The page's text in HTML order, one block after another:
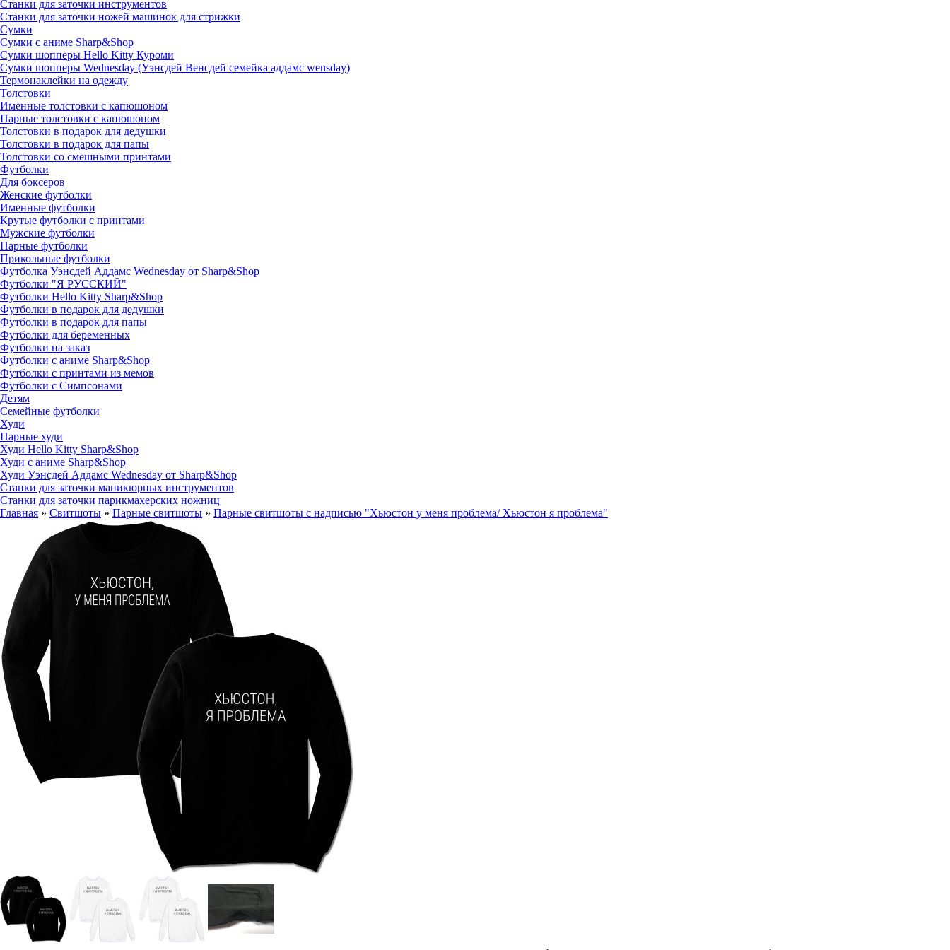
Станки для заточки инструментов
Станки для заточки ножей машинок для стрижки
Сумки
Сумки с аниме Sharp&Shop
Сумки шопперы Hello Kitty Куроми
Сумки шопперы Wednesday (Уэнсдей Венсдей семейка аддамс wensday)
Термонаклейки на одежду
Толстовки
Именные толстовки с капюшоном
Парные толстовки с капюшоном
Толстовки в подарок для дедушки
Толстовки в подарок для папы
Толстовки со смешными принтами
Футболки
Для боксеров
Женские футболки
Именные футболки
Крутые футболки с принтами
Мужские футболки
Парные футболки
Прикольные футболки
Футболка Уэнсдей Аддамс Wednesday от Sharp&Shop
Футболки "Я РУССКИЙ"
Футболки Hello Kitty Sharp&Shop
Футболки в подарок для дедушки
Футболки в подарок для папы
Футболки для беременных
Футболки на заказ
Футболки с аниме Sharp&Shop
Футболки с принтами из мемов
Футболки с Симпсонами
Детям
Семейные футболки
Худи
Парные худи
Худи Hello Kitty Sharp&Shop
Худи с аниме Sharp&Shop
Худи Уэнсдей Аддамс Wednesday от Sharp&Shop
Станки для заточки маникюрных инструментов
Станки для заточки парикмахерских ножниц
Главная » Свитшоты » Парные свитшоты » Парные свитшоты с надписью "Хьюстон у меня проблема/ Хьюстон я проблема"